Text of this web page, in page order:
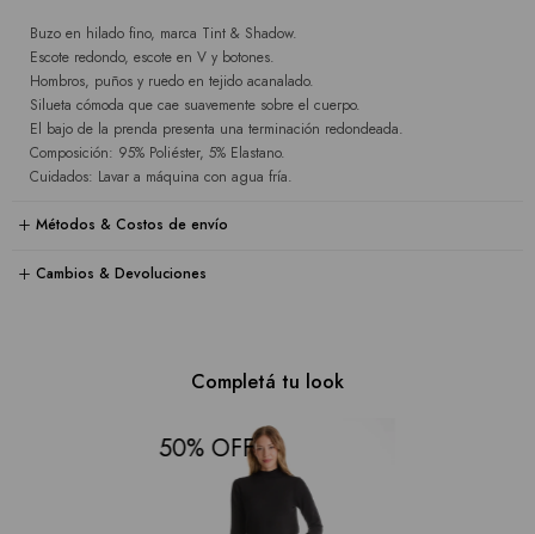
Buzo en hilado fino, marca Tint & Shadow.
Escote redondo, escote en V y botones.
Hombros, puños y ruedo en tejido acanalado.
Silueta cómoda que cae suavemente sobre el cuerpo.
El bajo de la prenda presenta una terminación redondeada.
Composición: 95% Poliéster, 5% Elastano.
Cuidados: Lavar a máquina con agua fría.
Métodos & Costos de envío
Cambios & Devoluciones
Completá tu look
50